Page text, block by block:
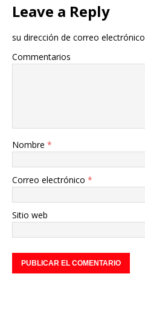
Leave a Reply
su dirección de correo
Commentarios
Nombre *
Correo electrónico *
Sitio web